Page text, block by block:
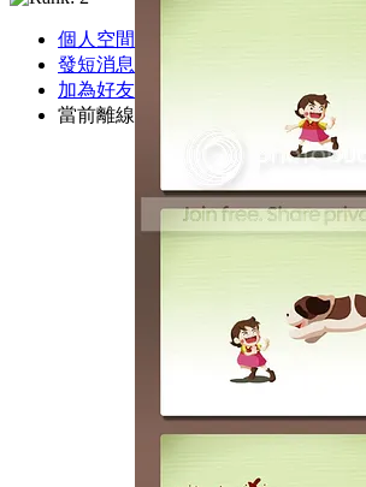
個人空間
發短消息
加為好友
當前離線